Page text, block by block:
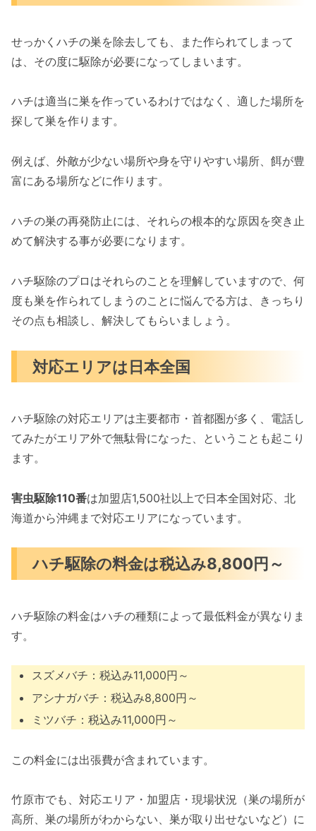
せっかくハチの巣を除去しても、また作られてしまって
は、その度に駆除が必要になってしまいます。
ハチは適当に巣を作っているわけではなく、適した場所を
探して巣を作ります。
例えば、外敵が少ない場所や身を守りやすい場所、餌が豊
富にある場所などに作ります。
ハチの巣の再発防止には、それらの根本的な原因を突き止
めて解決する事が必要になります。
ハチ駆除のプロはそれらのことを理解していますので、何
度も巣を作られてしまうのことに悩んでる方は、きっちり
その点も相談し、解決してもらいましょう。
対応エリアは日本全国
ハチ駆除の対応エリアは主要都市・首都圏が多く、電話し
てみたがエリア外で無駄骨になった、ということも起こり
ます。
害虫駆除110番は加盟店1,500社以上で日本全国対応、北
海道から沖縄まで対応エリアになっています。
ハチ駆除の料金は税込み8,800円～
ハチ駆除の料金はハチの種類によって最低料金が異なりま
す。
スズメバチ：税込み11,000円～
アシナガバチ：税込み8,800円～
ミツバチ：税込み11,000円～
この料金には出張費が含まれています。
竹原市でも、対応エリア・加盟店・現場状況（巣の場所が
高所、巣の場所がわからない、巣が取り出せないなど）に